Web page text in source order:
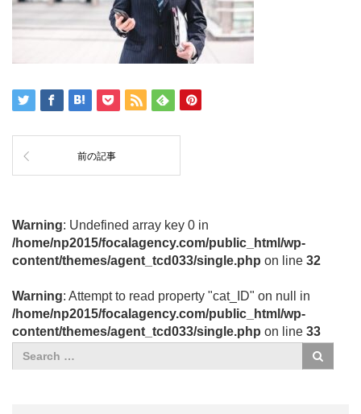
前の記事
Warning: Undefined array key 0 in
/home/np2015/focalagency.com/public_html/wp-
content/themes/agent_tcd033/single.php on line 32
Warning: Attempt to read property "cat_ID" on null in
/home/np2015/focalagency.com/public_html/wp-
content/themes/agent_tcd033/single.php on line 33